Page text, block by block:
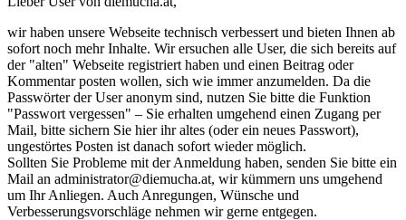
wir haben unsere Webseite technisch verbessert und bieten Ihnen ab
sofort noch mehr Inhalte. Wir ersuchen alle User, die sich bereits auf
der "alten" Webseite registriert haben und einen Beitrag oder
Kommentar posten wollen, sich wie immer anzumelden. Da die
Passwörter der User anonym sind, nutzen Sie bitte die Funktion
"Passwort vergessen" – Sie erhalten umgehend einen Zugang per
Mail, bitte sichern Sie hier ihr altes (oder ein neues Passwort),
ungestörtes Posten ist danach sofort wieder möglich.
Sollten Sie Probleme mit der Anmeldung haben, senden Sie bitte ein
Mail an administrator@diemucha.at, wir kümmern uns umgehend
um Ihr Anliegen. Auch Anregungen, Wünsche und
Verbesserungsvorschläge nehmen wir gerne entgegen.